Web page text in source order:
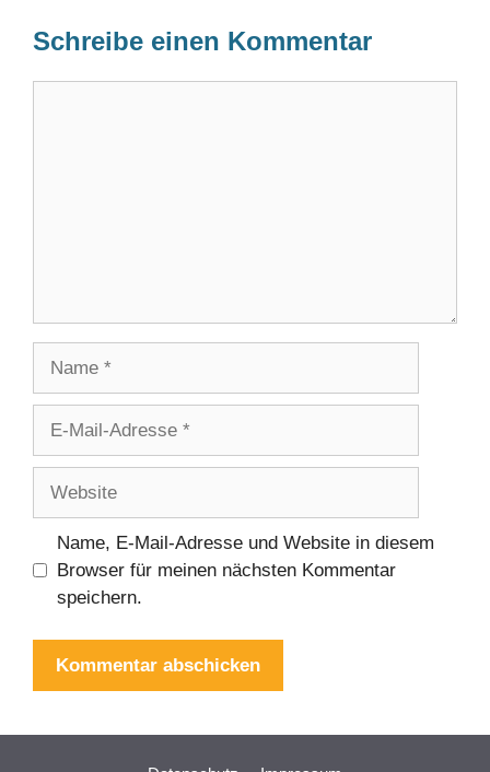
Schreibe einen Kommentar
Name, E-Mail-Adresse und Website in diesem
Browser für meinen nächsten Kommentar
speichern.